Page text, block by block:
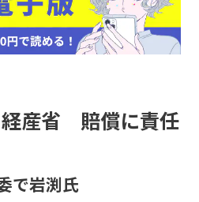
産省 賠償に責任
で岩渕氏